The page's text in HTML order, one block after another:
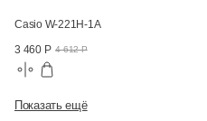
Casio W-221H-1A
3 460 Р 4 612 Р
Показать ещё